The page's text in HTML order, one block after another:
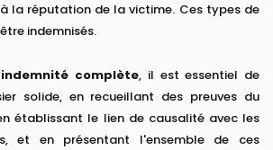
la réputation de la victime. Ces types de
indemnisés.
complète, il est essentiel de
solide, en recueillant des preuves du
établissant le lien de causalité avec les
et en présentant l'ensemble de ces